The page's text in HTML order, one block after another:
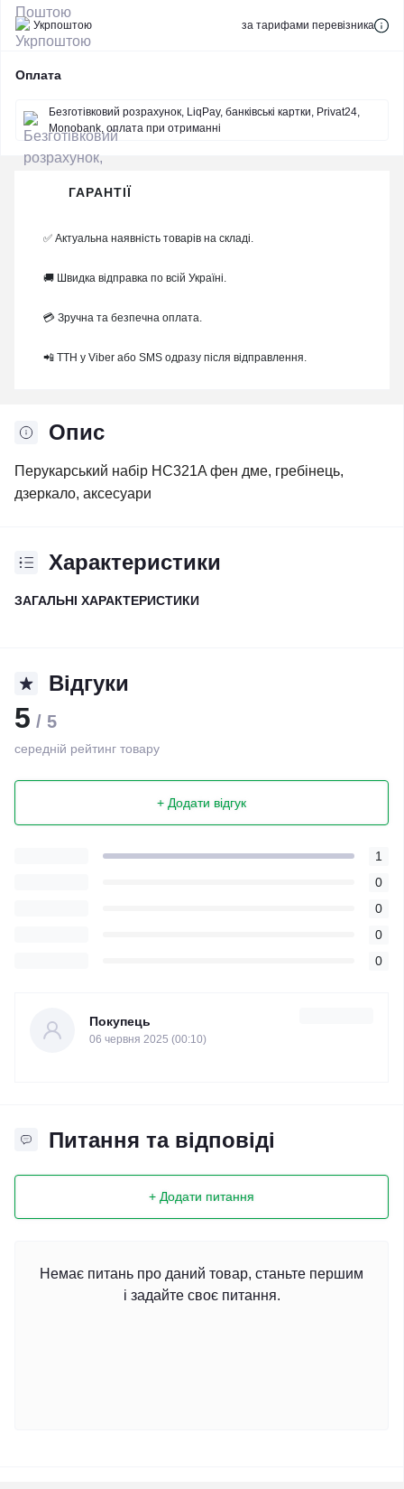
Укрпоштою за тарифами перевізника
Оплата
Безготівковий розрахунок, LiqPay, банківські картки, Privat24,
Monobank, оплата при отриманні
Опис
Перукарський набір HC321A фен дме, гребінець,
дзеркало, аксесуари
Характеристики
ЗАГАЛЬНІ ХАРАКТЕРИСТИКИ
Відгуки
5 / 5
середній рейтинг товару
+ Додати відгук
1
0
0
0
0
Покупець
06 червня 2025 (00:10)
Питання та відповіді
+ Додати питання
Немає питань про даний товар, станьте першим
і задайте своє питання.
ГАРАНТІЇ
✅ Актуальна наявність товарів на складі.
🚚 Швидка відправка по всій Україні.
💳 Зручна та безпечна оплата.
📲 ТТН у Viber або SMS одразу після відправлення.